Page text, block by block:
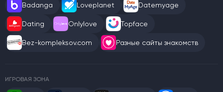
Badanga Loveplanet Datemyage
Dating Onlylove Topface
Bez-kompleksov.com Разные сайты знакомств
ИГРОВАЯ ЗОНА